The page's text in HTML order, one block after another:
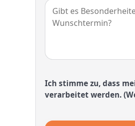
Ich stimme zu, dass
verarbeitet werden.